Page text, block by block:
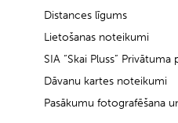
Distances līgums
Lietošanas noteikumi
SIA “Skai Pluss” Privātuma
Dāvanu kartes noteikumi
Pasākumu fotografēšana